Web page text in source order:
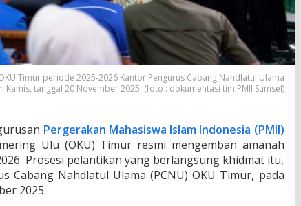
o
d
e
2
0
2
2
2
6
Timur periode 2025-2026 Kantor Pengurus Cabang Nahdlatul Ulama
Kamis, tanggal 20 November 2025. (foto : dokumentasi tim PMII Sumsel)
Pergerakan Mahasiswa Islam Indonesia (PMII)
Ulu (OKU) Timur resmi mengemban amanah
Prosesi pelantikan yang berlangsung khidmat itu,
Cabang Nahdlatul Ulama (PCNU) OKU Timur, pada
2025.